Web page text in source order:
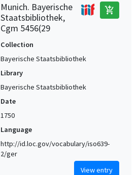
Munich. Bayerische
Staatsbibliothek,
Cgm 5456(29
add_shopping_cart
Collection
Bayerische Staatsbibliothek
Library
Bayerische Staatsbibliothek
Date
1750
Language
http://id.loc.gov/vocabulary/iso639-
2/ger
View entry